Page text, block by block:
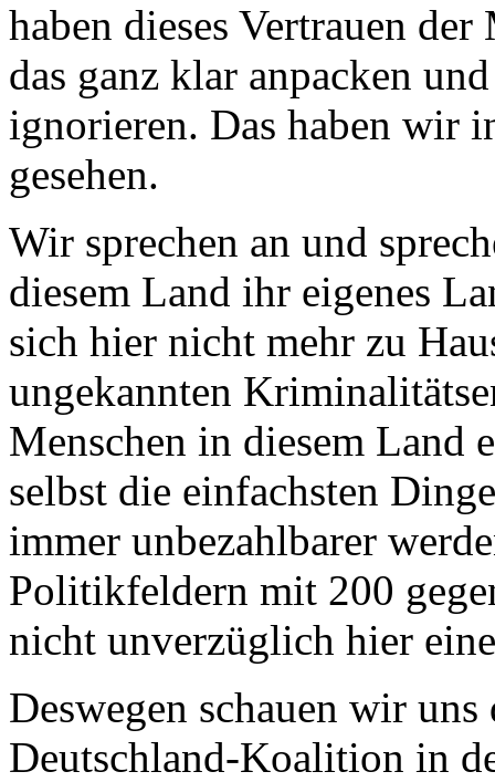
haben dieses Vertrauen
das ganz klar anpacken
ignorieren. Das haben wir
gesehen.
Wir sprechen an und
diesem Land ihr eigenes
sich hier nicht mehr zu
ungekannten
Menschen in diesem Land
selbst die einfachsten
immer unbezahlbarer
Politikfeldern mit 200
nicht unverzüglich hier
Deswegen schauen wir
Deutschland-Koalition in